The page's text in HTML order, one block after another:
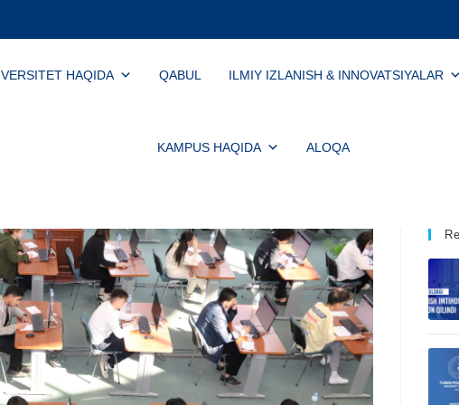
HAQIDA QABUL ILMIY IZLANISH & INNOVATSIYALAR
KAMPUS HAQIDA ALOQA